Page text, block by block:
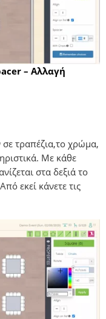
– Αλλαγή
τραπέζια,το χρώμα,
Με κάθε
στα δεξιά το
εκεί κάνετε τις